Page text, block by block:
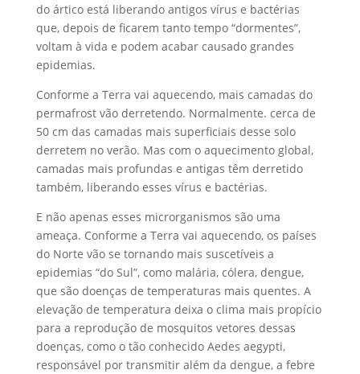
do ártico está liberando antigos vírus e bactérias
que, depois de ficarem tanto tempo “dormentes”,
voltam à vida e podem acabar causado grandes
epidemias.
Conforme a Terra vai aquecendo, mais camadas do
permafrost vão derretendo. Normalmente. cerca de
50 cm das camadas mais superficiais desse solo
derretem no verão. Mas com o aquecimento global,
camadas mais profundas e antigas têm derretido
também, liberando esses vírus e bactérias.
E não apenas esses microrganismos são uma
ameaça. Conforme a Terra vai aquecendo, os países
do Norte vão se tornando mais suscetíveis a
epidemias “do Sul”, como malária, cólera, dengue,
que são doenças de temperaturas mais quentes. A
elevação de temperatura deixa o clima mais propício
para a reprodução de mosquitos vetores dessas
doenças, como o tão conhecido Aedes aegypti,
responsável por transmitir além da dengue, a febre